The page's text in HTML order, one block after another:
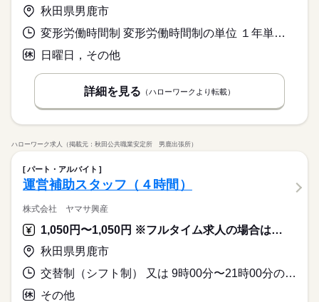
秋田県男鹿市
変形労働時間制 変形労働時間制の単位 １年単位 就業時間１ 8時00分〜17時00分
日曜日，その他
詳細を見る （ハローワークより転載）
ハローワーク求人（掲載元：秋田公共職業安定所 男鹿出張所）
パート・アルバイト
運営補助スタッフ（４時間）
株式会社 ヤマサ興産
1,050円〜1,050円 ※フルタイム求人の場合は月額（換算額）、パート求人の場合は時間額を表示しています。
秋田県男鹿市
交替制（シフト制） 又は 9時00分〜21時00分の時間の間の4時間程度 就業時間に関する特記事項 ・シフトによる
その他